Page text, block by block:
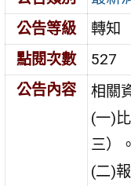
公告等級
轉知
點閱次數
527
公告內容
相關
(一)
三）。
(二)